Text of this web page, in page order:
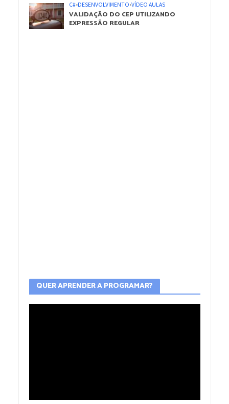
C#•DESENVOLVIMENTO•VÍDEO AULAS
VALIDAÇÃO DO CEP UTILIZANDO
EXPRESSÃO REGULAR
QUER APRENDER A PROGRAMAR?